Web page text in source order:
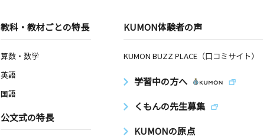
教科・教材ごとの特長
算数・数学
英語
国語
公文式の特長
KUMON体験者の声
KUMON BUZZ PLACE（口コミサイト）
学習中の方へ
くもんの先生募集
KUMONの原点